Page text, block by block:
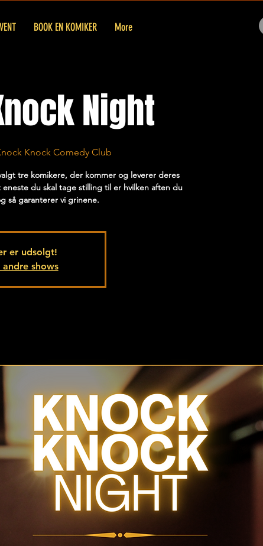
BOOK EN KOMIKER More
Night
Knock Comedy Club
tre komikere, der kommer og leverer deres
du skal tage stilling til er hvilken aften du
så garanterer vi grinene.
er udsolgt!
andre shows